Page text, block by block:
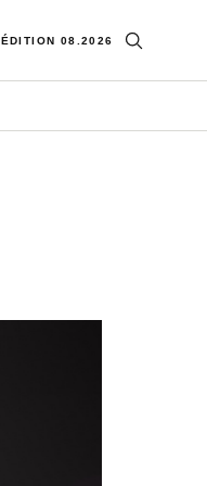
ÉDITION 08.2026 Ouvrir la